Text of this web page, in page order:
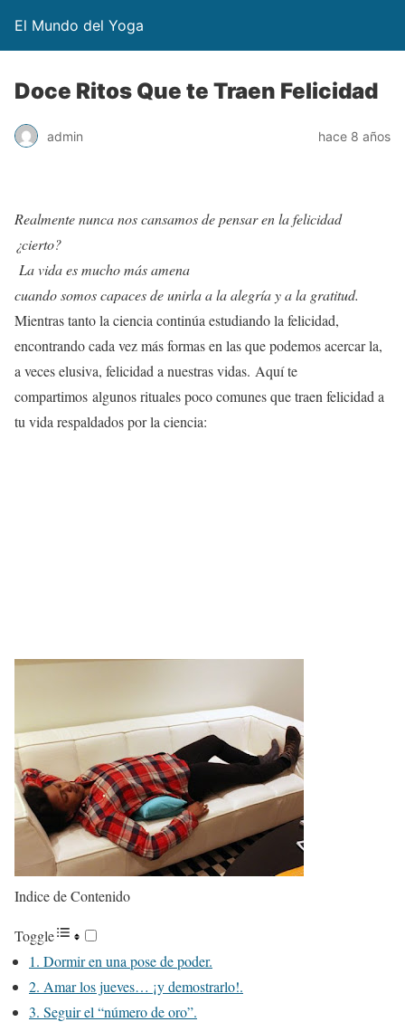
El Mundo del Yoga
Doce Ritos Que te Traen Felicidad
admin hace 8 años
Realmente nunca nos cansamos de pensar en la felicidad
¿cierto?
La vida es mucho más amena
cuando somos capaces de unirla a la alegría y a la gratitud.
Mientras tanto la ciencia continúa estudiando la felicidad,
encontrando cada vez más formas en las que podemos acercar la,
a veces elusiva, felicidad a nuestras vidas. Aquí te
compartimos algunos rituales poco comunes que traen felicidad a
tu vida respaldados por la ciencia:
Indice de Contenido
Toggle
1. Dormir en una pose de poder.
2. Amar los jueves… ¡y demostrarlo!.
3. Seguir el “número de oro”.